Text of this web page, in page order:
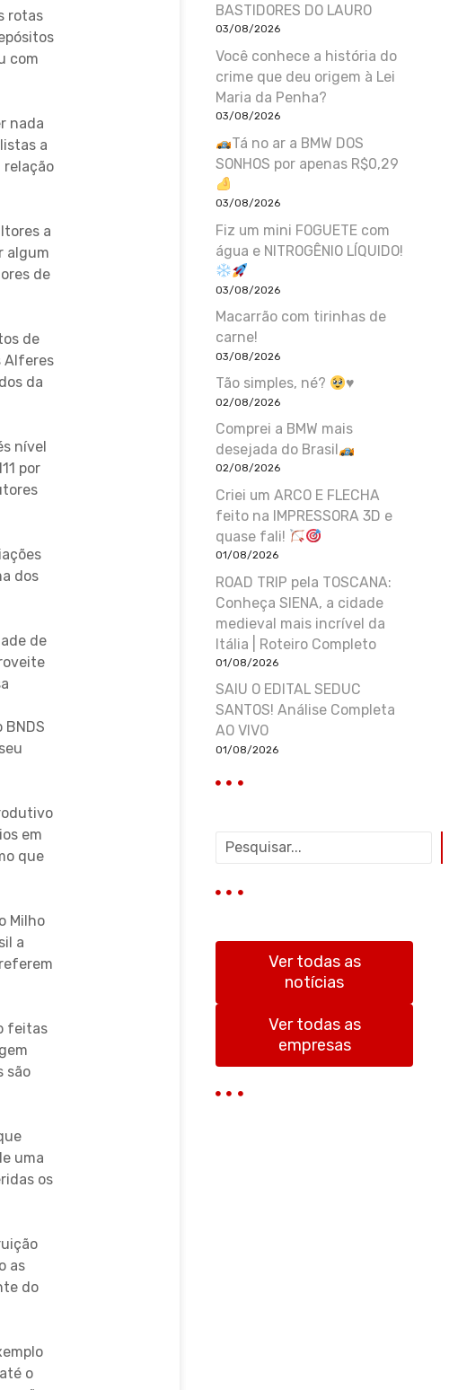
rotas
com
nada
a
a
algum
de
de
Alferes
da
nível
por
dos
de
em
que
Milho
a
feitas
são
uma
os
as
do
o
BASTIDORES DO LAURO
03/08/2026
Você conhece a história do
crime que deu origem à Lei
Maria da Penha?
03/08/2026
Tá no ar a BMW DOS
SONHOS por apenas R$0,29
03/08/2026
Fiz um mini FOGUETE com
água e NITROGÊNIO LÍQUIDO!
03/08/2026
Macarrão com tirinhas de
carne!
03/08/2026
Tão simples, né? ♥️
02/08/2026
Comprei a BMW mais
desejada do Brasil
02/08/2026
Criei um ARCO E FLECHA
feito na IMPRESSORA 3D e
quase fali!
01/08/2026
ROAD TRIP pela TOSCANA:
Conheça SIENA, a cidade
medieval mais incrível da
Itália | Roteiro Completo
01/08/2026
SAIU O EDITAL SEDUC
SANTOS! Análise Completa
AO VIVO
01/08/2026
q
Ver todas as
notícias
Ver todas as
empresas